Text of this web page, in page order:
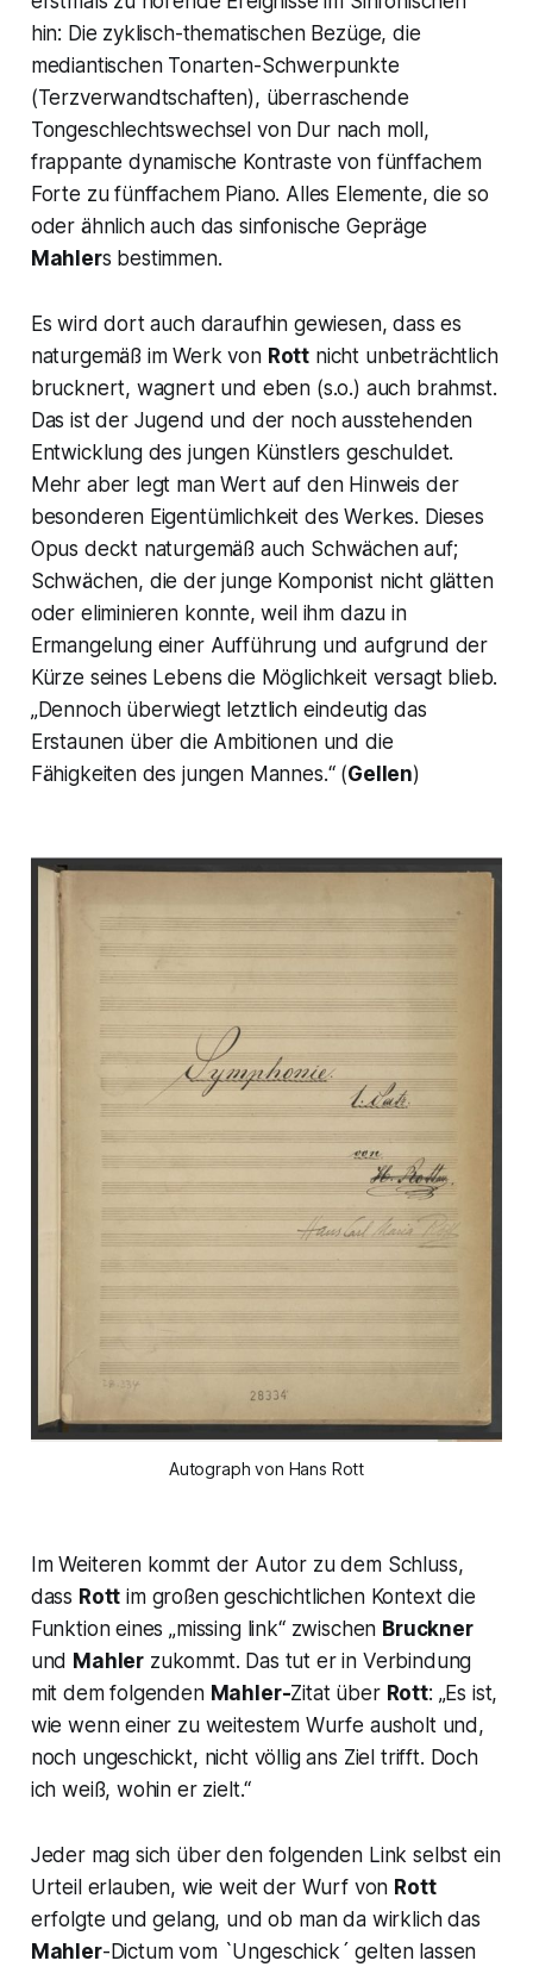
hin: Die zyklisch-thematischen Bezüge, die
mediantischen Tonarten-Schwerpunkte
(Terzverwandtschaften), überraschende
Tongeschlechtswechsel von Dur nach moll,
frappante dynamische Kontraste von fünffachem
Forte zu fünffachem Piano. Alles Elemente, die so
oder ähnlich auch das sinfonische Gepräge
Mahlers bestimmen.
Es wird dort auch daraufhin gewiesen, dass es
naturgemäß im Werk von Rott nicht unbeträchtlich
brucknert, wagnert und eben (s.o.) auch brahmst.
Das ist der Jugend und der noch ausstehenden
Entwicklung des jungen Künstlers geschuldet.
Mehr aber legt man Wert auf den Hinweis der
besonderen Eigentümlichkeit des Werkes. Dieses
Opus deckt naturgemäß auch Schwächen auf;
Schwächen, die der junge Komponist nicht glätten
oder eliminieren konnte, weil ihm dazu in
Ermangelung einer Aufführung und aufgrund der
Kürze seines Lebens die Möglichkeit versagt blieb.
„Dennoch überwiegt letztlich eindeutig das
Erstaunen über die Ambitionen und die
Fähigkeiten des jungen Mannes.“(Gellen)
Autograph von Hans Rott
Im Weiteren kommt der Autor zu dem Schluss,
dass Rott im großen geschichtlichen Kontext die
Funktion eines „missing link“ zwischen Bruckner
und Mahler zukommt. Das tut er in Verbindung
mit dem folgenden Mahler-Zitat über Rott: „Es ist,
wie wenn einer zu weitestem Wurfe ausholt und,
noch ungeschickt, nicht völlig ans Ziel trifft. Doch
ich weiß, wohin er zielt.“
Jeder mag sich über den folgenden Link selbst ein
Urteil erlauben, wie weit der Wurf von Rott
erfolgte und gelang, und ob man da wirklich das
Mahler-Dictum vom `Ungeschick ´ gelten lassen